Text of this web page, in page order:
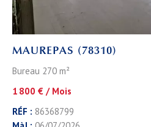
MAUREPAS (78310)
Bureau 270 m²
1 800 € / Mois
RÉF : 86368799